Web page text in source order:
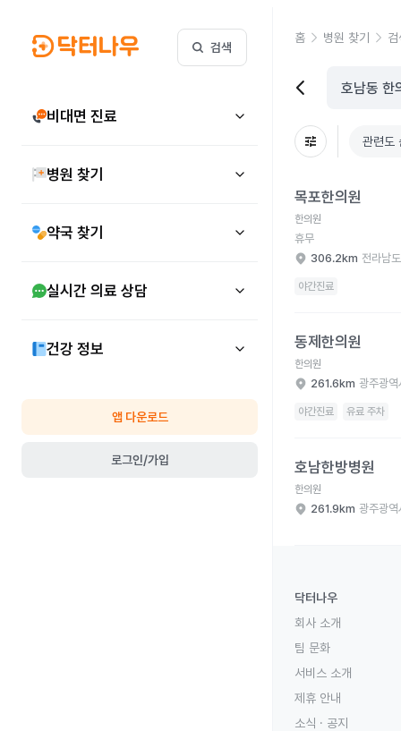
검색
비대면 진료
병원 찾기
약국 찾기
실시간 의료 상담
건강 정보
앱 다운로드
로그인/가입
홈 병원 찾기
관련도
목포한의원
한의원
휴무
306.2km 전라남
야간진료
동제한의원
한의원
261.6km 광주광
야간진료 유료 주차
호남한방병원
한의원
261.9km 광주광
닥터나우
회사 소개
팀 문화
서비스 소개
제휴 안내
소식 · 공지